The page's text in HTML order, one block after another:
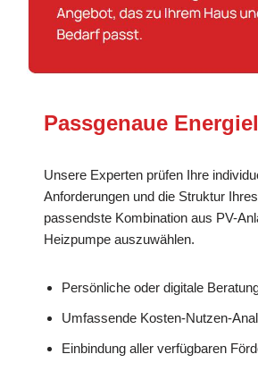
Passgenaue
Unsere Experten prüfen Ihre
Anforderungen und die Struktur
passendste Kombination aus PV-
Heizpumpe auszuwählen.
Persönliche oder digitale
Umfassende Kosten-Nutzen-
Einbindung aller verfügbaren